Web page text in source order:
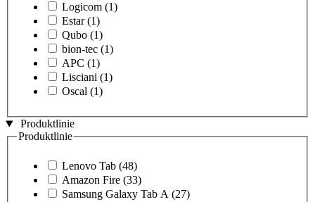
Logicom (1)
Estar (1)
Qubo (1)
bion-tec (1)
APC (1)
Lisciani (1)
Oscal (1)
Produktlinie
Produktlinie
Lenovo Tab (48)
Amazon Fire (33)
Samsung Galaxy Tab A (27)